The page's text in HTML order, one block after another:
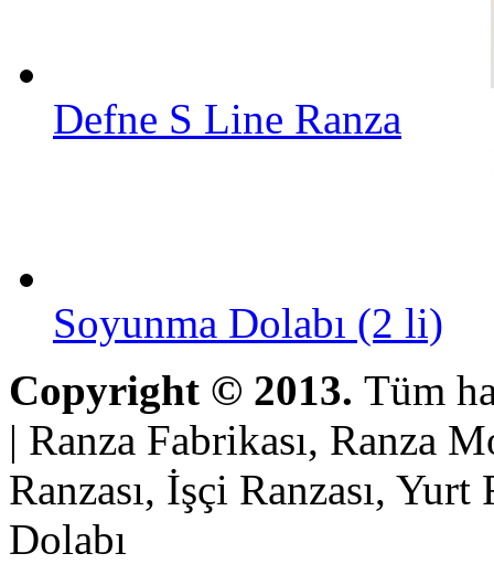
Defne S Line Ranza
Soyunma Dolabı (2 li)
Copyright © 2013. Tüm
| Ranza Fabrikası, Ranza
Ranzası, İşçi Ranzası,
Dolabı